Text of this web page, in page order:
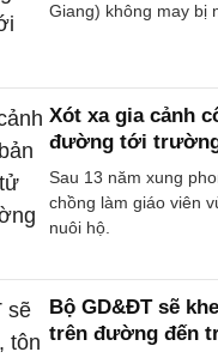
Giang) không may bị
Xót xa gia cảnh
đường tới
Sau 13 năm xung
chồng làm giáo viên
nuôi hộ.
Bộ GD&ĐT sẽ
trên đường đến